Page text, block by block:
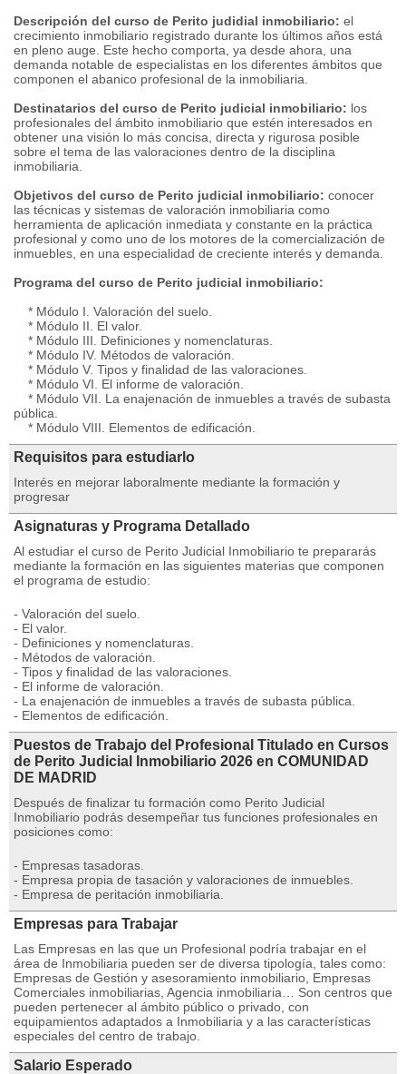
Descripción del curso de Perito judidial inmobiliario: el
crecimiento inmobiliario registrado durante los últimos años está
en pleno auge. Este hecho comporta, ya desde ahora, una
demanda notable de especialistas en los diferentes ámbitos que
componen el abanico profesional de la inmobiliaria.
Destinatarios del curso de Perito judicial inmobiliario: los
profesionales del ámbito inmobiliario que estén interesados en
obtener una visión lo más concisa, directa y rigurosa posible
sobre el tema de las valoraciones dentro de la disciplina
inmobiliaria.
Objetivos del curso de Perito judicial inmobiliario: conocer
las técnicas y sistemas de valoración inmobiliaria como
herramienta de aplicación inmediata y constante en la práctica
profesional y como uno de los motores de la comercialización de
inmuebles, en una especialidad de creciente interés y demanda.
Programa del curso de Perito judicial inmobiliario:
* Módulo I. Valoración del suelo.
* Módulo II. El valor.
* Módulo III. Definiciones y nomenclaturas.
* Módulo IV. Métodos de valoración.
* Módulo V. Tipos y finalidad de las valoraciones.
* Módulo VI. El informe de valoración.
* Módulo VII. La enajenación de inmuebles a través de subasta
pública.
* Módulo VIII. Elementos de edificación.
Requisitos para estudiarlo
Interés en mejorar laboralmente mediante la formación y
progresar
Asignaturas y Programa Detallado
Al estudiar el curso de Perito Judicial Inmobiliario te prepararás
mediante la formación en las siguientes materias que componen
el programa de estudio:
- Valoración del suelo.
- El valor.
- Definiciones y nomenclaturas.
- Métodos de valoración.
- Tipos y finalidad de las valoraciones.
- El informe de valoración.
- La enajenación de inmuebles a través de subasta pública.
- Elementos de edificación.
Puestos de Trabajo del Profesional Titulado en Cursos
de Perito Judicial Inmobiliario 2026 en COMUNIDAD
DE MADRID
Después de finalizar tu formación como Perito Judicial
Inmobiliario podrás desempeñar tus funciones profesionales en
posiciones como:
- Empresas tasadoras.
- Empresa propia de tasación y valoraciones de inmuebles.
- Empresa de peritación inmobiliaria.
Empresas para Trabajar
Las Empresas en las que un Profesional podría trabajar en el
área de Inmobiliaria pueden ser de diversa tipología, tales como:
Empresas de Gestión y asesoramiento inmobiliario, Empresas
Comerciales inmobiliarias, Agencia inmobiliaria… Son centros que
pueden pertenecer al ámbito público o privado, con
equipamientos adaptados a Inmobiliaria y a las características
especiales del centro de trabajo.
Salario Esperado